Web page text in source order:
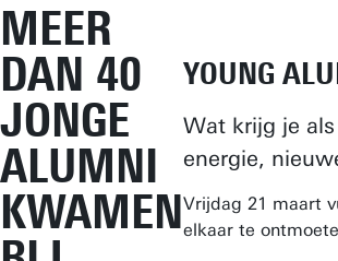
MEER
DAN 40
JONGE
ALUMNI
KWAMEN
YOUNG
Wat krijg je
energie,
Vrijdag 21 maart
elkaar te